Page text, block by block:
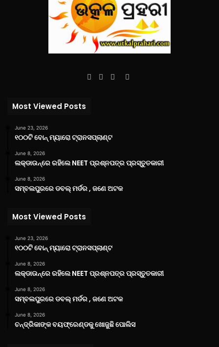
Facebook
TwitterYouTube
Instagram
Most Viewed Posts
June 23, 2026
୧୦୦ଟି ବୋନ୍ ମ୍ୟାରୋ ଟ୍ରାନସପ୍ଲାଣ୍ଟ
June 8, 2026
ଲକ୍‌ଡାଉନ୍‌ରେ ରହିଲେ NEET ପ୍ରଶ୍ନପତ୍ର ପ୍ରସ୍ତୁତକାରୀ
June 8, 2026
ସମ୍ବଲପୁରରେ ଡବଲ୍ ମର୍ଡର , ଜଣେ ଅଟକ
Most Viewed Posts
June 23, 2026
୧୦୦ଟି ବୋନ୍ ମ୍ୟାରୋ ଟ୍ରାନସପ୍ଲାଣ୍ଟ
June 8, 2026
ଲକ୍‌ଡାଉନ୍‌ରେ ରହିଲେ NEET ପ୍ରଶ୍ନପତ୍ର ପ୍ରସ୍ତୁତକାରୀ
June 8, 2026
ସମ୍ବଲପୁରରେ ଡବଲ୍ ମର୍ଡର , ଜଣେ ଅଟକ
June 8, 2026
ଚନ୍ଦ୍ରିକାଙ୍କ ବୟଫ୍ରେଣ୍ଡକୁ ଖୋଜୁଛି ପୋଲିସ